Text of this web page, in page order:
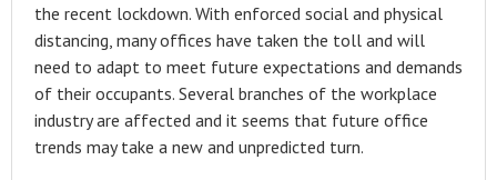
the recent lockdown. With enforced social and physical
distancing, many offices have taken the toll and will
need to adapt to meet future expectations and demands
of their occupants. Several branches of the workplace
industry are affected and it seems that future office
trends may take a new and unpredicted turn.